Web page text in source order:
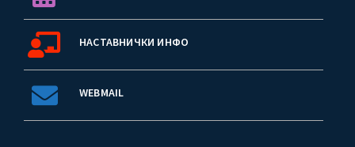
НАСТАВНИЧКИ ИНФО
WEBMAIL